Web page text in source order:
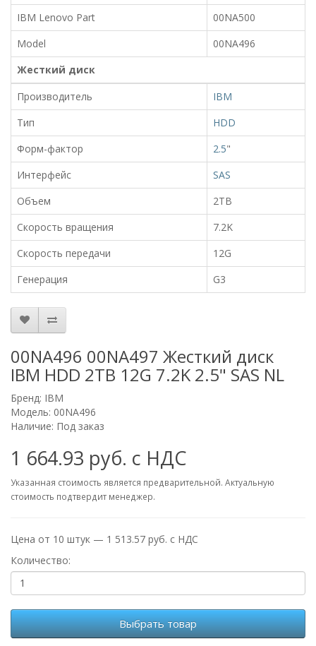
IBM Lenovo Part
00NA500
Model
00NA496
Жесткий диск
Производитель
IBM
Тип
HDD
Форм-фактор
2.5"
Интерфейс
SAS
Объем
2TB
Скорость вращения
7.2K
Скорость передачи
12G
Генерация
G3
00NA496 00NA497 Жесткий диск
IBM HDD 2TB 12G 7.2K 2.5" SAS NL
Бренд: IBM
Модель: 00NA496
Наличие: Под заказ
1 664.93 руб. с НДС
Указанная стоимость является предварительной. Актуальную
стоимость подтвердит менеджер.
Цена от 10 штук — 1 513.57 руб. с НДС
Количество:
Выбрать товар